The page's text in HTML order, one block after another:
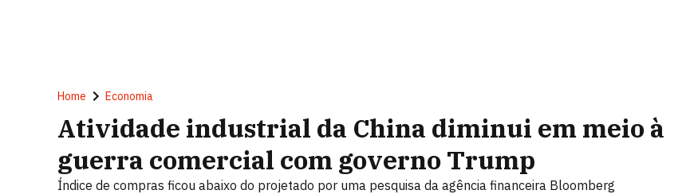
Home Economia
Atividade industrial da China diminui em meio à
guerra comercial com governo Trump
Índice de compras ficou abaixo do projetado por uma pesquisa da agência financeira Bloomberg